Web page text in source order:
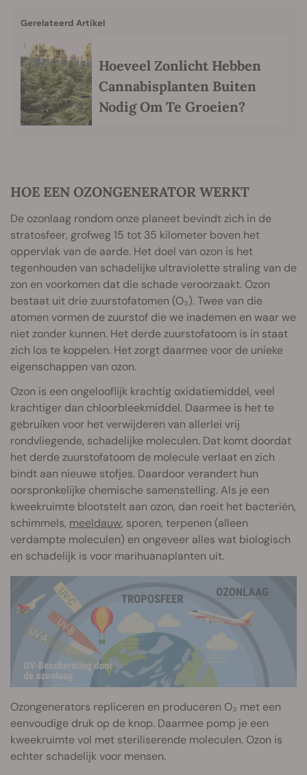
Gerelateerd Artikel
Hoeveel Zonlicht Hebben
Cannabisplanten Buiten
Nodig Om Te Groeien?
HOE EEN OZONGENERATOR WERKT
De ozonlaag rondom onze planeet bevindt zich in de
stratosfeer, grofweg 15 tot 35 kilometer boven het
oppervlak van de aarde. Het doel van ozon is het
tegenhouden van schadelijke ultraviolette straling van de
zon en voorkomen dat die schade veroorzaakt. Ozon
bestaat uit drie zuurstofatomen (O₃). Twee van die
atomen vormen de zuurstof die we inademen en waar we
niet zonder kunnen. Het derde zuurstofatoom is in staat
zich los te koppelen. Het zorgt daarmee voor de unieke
eigenschappen van ozon.
Ozon is een ongelooflijk krachtig oxidatiemiddel, veel
krachtiger dan chloorbleekmiddel. Daarmee is het te
gebruiken voor het verwijderen van allerlei vrij
rondvliegende, schadelijke moleculen. Dat komt doordat
het derde zuurstofatoom de molecule verlaat en zich
bindt aan nieuwe stofjes. Daardoor verandert hun
oorspronkelijke chemische samenstelling. Als je een
kweekruimte blootstelt aan ozon, dan roeit het bacteriën,
schimmels, meeldauw, sporen, terpenen (alleen
verdampte moleculen) en ongeveer alles wat biologisch
en schadelijk is voor marihuanaplanten uit.
Ozongenerators repliceren en produceren O₃ met een
eenvoudige druk op de knop. Daarmee pomp je een
kweekruimte vol met steriliserende moleculen. Ozon is
echter schadelijk voor mensen.